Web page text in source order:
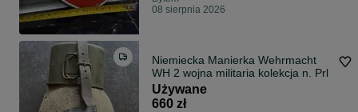
08 sierpnia 2026
Niemiecka Manierka Wehrmacht
WH 2 wojna militaria kolekcja n. Prl
Używane
660 zł